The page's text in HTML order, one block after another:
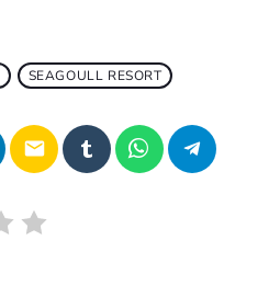
SEAGOULL RESORT
email